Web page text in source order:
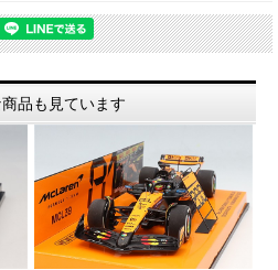
品も見ています